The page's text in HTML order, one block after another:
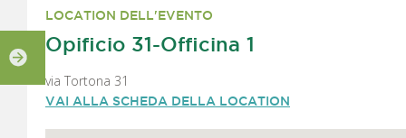
LOCATION DELL'EVENTO
Opificio 31-Officina 1
via Tortona 31
VAI ALLA SCHEDA DELLA LOCATION